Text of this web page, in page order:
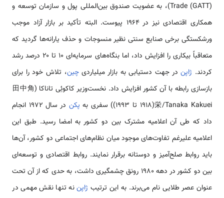
Trade (GATT))، به عضویت صندوق بین‌المللی پول و سازمان توسعه و
همکاری اقتصادی نیز در ۱۹۶۴ پیوست. البته تأکید بر بازار آزاد موجب
ورشکستگی برخی صنایع سنتی نظیر منسوجات و حذف یارانه‌ها گردید که
متعاقباً بیکاری را افزایش داد، اما بنگاه‌های سرمایه‌ای ۱۰ تا ۲۰ درصد رشد
کردند. ژاپندر جهت دستیابی به بازار میلیاردیچین، تلاش خود را برای
بازسازی رابطه با آن کشور افزایش داد. نخست‌وزیر کاکوئِی تاناکا (田中角
栄/Tanaka Kakuei(1918 تا 1993)) سفری به
پکن
در سال ۱۹۷۲ انجام
داد که طی آن اعلامیه مشترک بین دو کشور به امضا رسید. طبق این
اعلامیه علیرغم تفاوت‌های موجود میان نظام‌های اجتماعی دو کشور، آن‌ها
باید روابط صلح‌آمیز و دوستانه برقرار نمایند. روابط اقتصادی و توسعه‌ای
بین دو کشور در دهه ۱۹۸۰ رونق چشمگیری داشت، به حدی که از آن تحت
عنوان عصر طلایی نام می‌برند. به ‌این ‌ترتیب ژاپننه ‌تنها نقش مهمی در